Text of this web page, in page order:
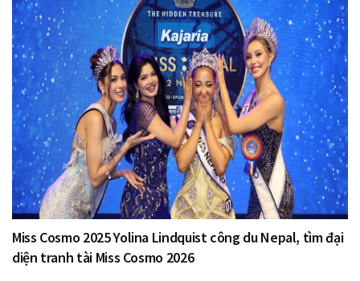
Miss Cosmo 2025 Yolina Lindquist công du Nepal, tìm đại
diện tranh tài Miss Cosmo 2026